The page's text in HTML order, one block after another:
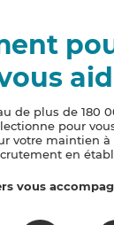
de plus de 180
pour
votre maintien à
en
vous